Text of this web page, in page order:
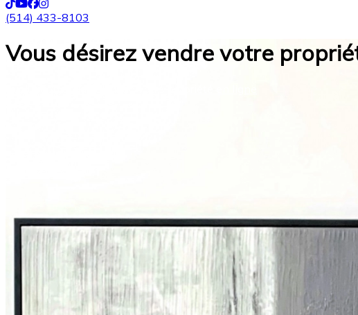
(514) 433-8103
Vous désirez vendre votre